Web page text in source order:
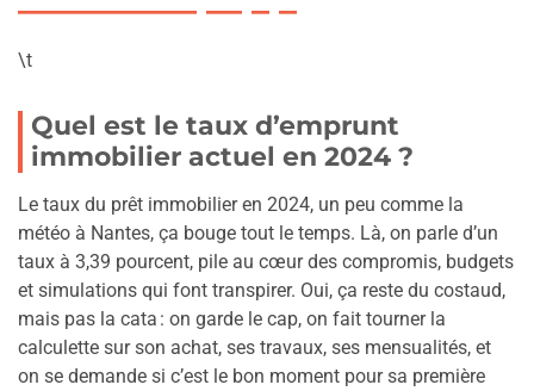
\t
Quel est le taux d’emprunt
immobilier actuel en 2024 ?
Le taux du prêt immobilier en 2024, un peu comme la
météo à Nantes, ça bouge tout le temps. Là, on parle d’un
taux à 3,39 pourcent, pile au cœur des compromis, budgets
et simulations qui font transpirer. Oui, ça reste du costaud,
mais pas la cata : on garde le cap, on fait tourner la
calculette sur son achat, ses travaux, ses mensualités, et
on se demande si c’est le bon moment pour sa première